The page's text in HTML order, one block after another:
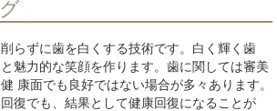
らずに歯を白くする技術です。白く輝く歯
魅力的な笑顔を作ります。歯に関しては審美
康面でも良好ではない場合が多々あります。
復でも、結果として健康回復になることが